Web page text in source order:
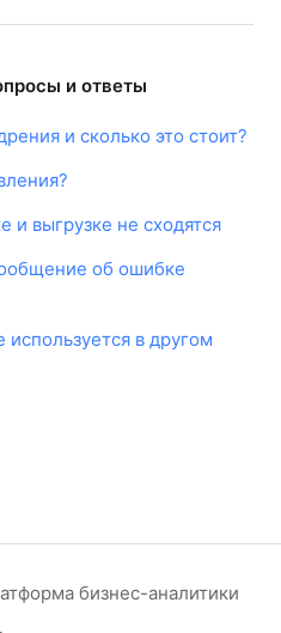
и ответы
и сколько это стоит?
и выгрузке не сходятся
об ошибке
используется в другом
бизнес-аналитики